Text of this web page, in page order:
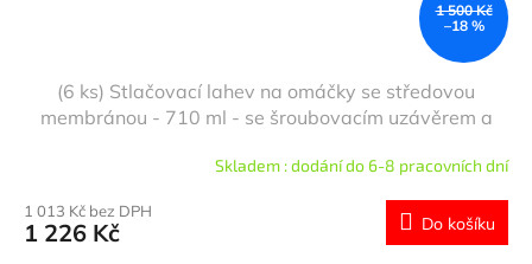
1 500 Kč
–18 %
(6 ks) Stlačovací lahev na omáčky se středovou
membránou - 710 ml - se šroubovacím uzávěrem a
Skladem : dodání do 6-8 pracovních dní
1 013 Kč bez DPH
1 226 Kč Do košíku